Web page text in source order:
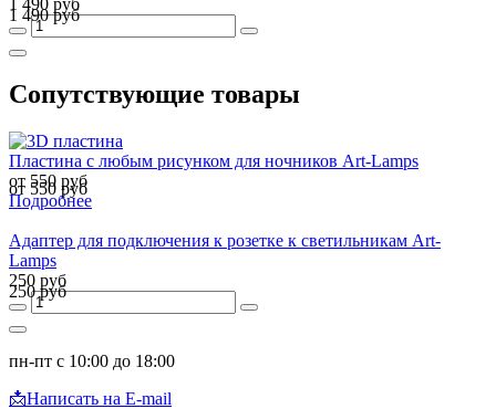
1 490 руб
Сопутствующие товары
Пластина с любым рисунком для ночников Art-Lamps
от 550 руб
от 550 руб
Подробнее
Адаптер для подключения к розетке к светильникам Art-
Lamps
250 руб
250 руб
пн-пт с 10:00 до 18:00
📩Написать на E-mail